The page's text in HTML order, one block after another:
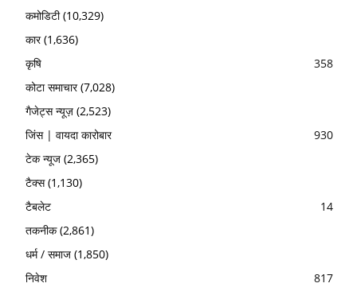
कमोडिटी(10,329)
कार(1,636)
कृषि
358
कोटा समाचार(7,028)
गैजेट्स न्यूज़ (2,523)
जिंस | वायदा कारोबार
930
टेक न्यूज (2,365)
टैक्स(1,130)
टैबलेट
14
तकनीक(2,861)
धर्म / समाज (1,850)
निवेश
817